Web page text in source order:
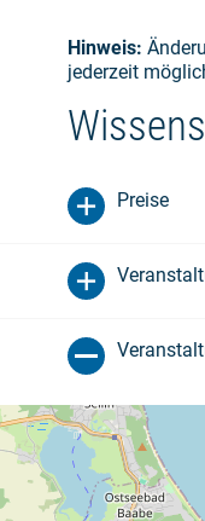
Hinweis:
jederzeit
Preise